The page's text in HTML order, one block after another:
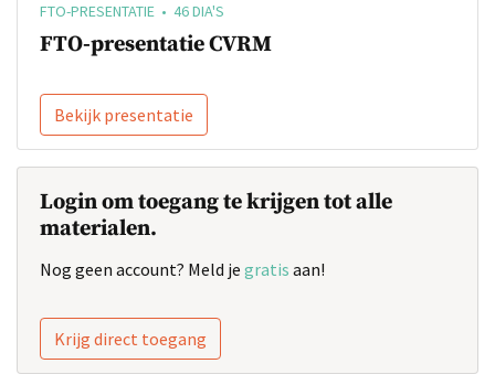
FTO-PRESENTATIE • 46 DIA'S
FTO-presentatie CVRM
Bekijk presentatie
Login om toegang te krijgen tot alle
materialen.
Nog geen account? Meld je gratis aan!
Krijg direct toegang